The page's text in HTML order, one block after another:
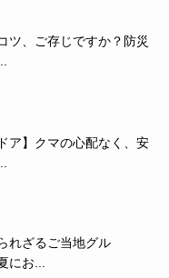
ツ、ご存じですか？防災
ア】クマの心配なく、安
れざるご当地グル
にお...